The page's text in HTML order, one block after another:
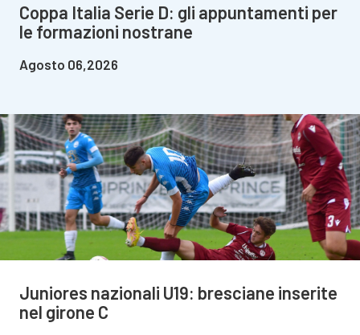
Coppa Italia Serie D: gli appuntamenti per
le formazioni nostrane
Agosto 06,2026
Juniores nazionali U19: bresciane inserite
nel girone C